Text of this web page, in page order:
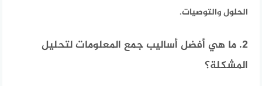
الحلول والتوصيات.
2. ما هي أفضل أساليب جمع المعلومات لتحليل
المشكلة؟